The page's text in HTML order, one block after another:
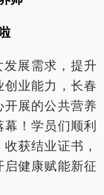
展需求，提升
业能力，长春
展的公共营养
！学员们顺利
获结业证书，
健康赋能新征